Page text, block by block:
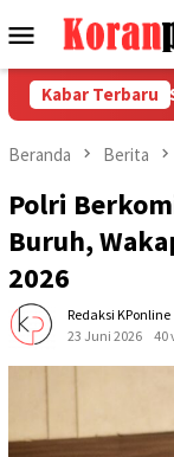
ke
Menu
Mobile
Kabar Terbaru
81, PT Sumi Indo
Beranda Berita
Polri
Buruh,
2026
Redaksi KPonline
23 Juni 2026
40